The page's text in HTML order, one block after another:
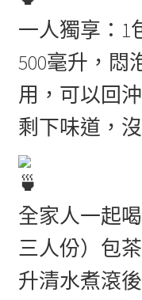
一人獨享：1
500毫升，悶
用，可以回
剩下味道，
全家人一起
三人份）包
升清水煮滾